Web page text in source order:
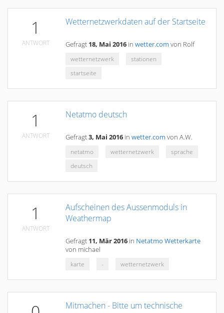
1
ANTWORT
Wetternetzwerkdaten auf der Startseite
Gefragt 18, Mai 2016 in wetter.com von Rolf
wetternetzwerk
stationen
startseite
1
ANTWORT
Netatmo deutsch
Gefragt3, Mai 2016 in wetter.com von A.W.
netatmo
wetternetzwerk
sprache
deutsch
1
ANTWORT
Aufscheinen des Aussenmoduls in
Weathermap
Gefragt 11, Mär 2016 in Netatmo Wetterkarte
von michael
karte
- wetternetzwerk
Mitmachen - Bitte um technische